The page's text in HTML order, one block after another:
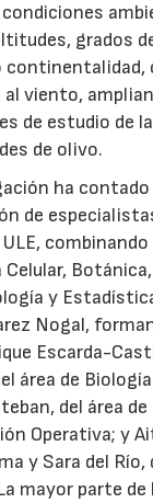
grados
continentalidad,
viento,
de estudio de
de olivo.
ha contado
de
ULE,
Celular, Botánica,
y
Nogal,
Escarda-
área de
del área
Operativa; y
y Sara del Río,
mayor parte de